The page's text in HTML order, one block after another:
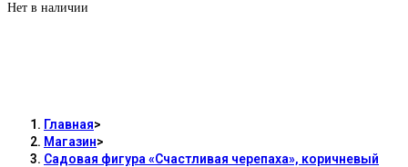
Нет в наличии
Главная>
Магазин>
Садовая фигура «Счастливая черепаха», коричневый